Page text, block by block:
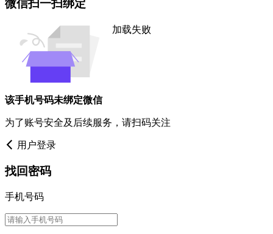
微信扫一扫绑定
加载失败
该手机号码未绑定微信
为了账号安全及后续服务，请扫码关注
用户登录
找回密码
手机号码